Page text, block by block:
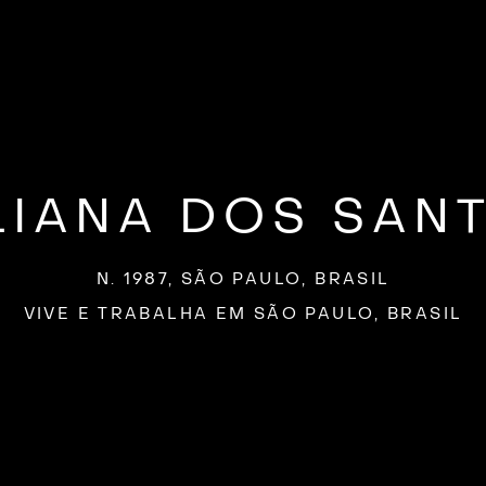
DOS
N. 1987, SÃO PAULO, BRASIL
VIVE E TRABALHA EM SÃO PAULO, BRASIL